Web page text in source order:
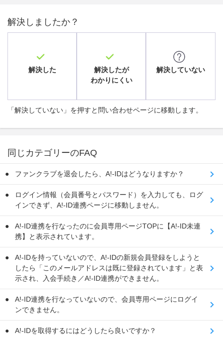
解決しましたか？
解決した
解決したが
わかりにくい
解決していない
「解決していない」を押すと問い合わせページに移動します。
同じカテゴリーのFAQ
ファンクラブを退会したら、A!-IDはどうなりますか？
ログイン情報（会員番号とパスワード）を入力しても、ログ
インできず、A!-ID連携ページに移動しません。
A!-ID連携を行なったのに会員専用ページTOPに【A!-ID未連
携】と表示されています。
A!-IDを持っていないので、A!-IDの新規会員登録をしようと
したら「このメールアドレスは既に登録されています」と表
示され、入会手続き／A!-ID連携ができません。
A!-ID連携を行なっていないので、会員専用ページにログイ
ンできません。
A!-IDを取得するにはどうしたら良いですか？